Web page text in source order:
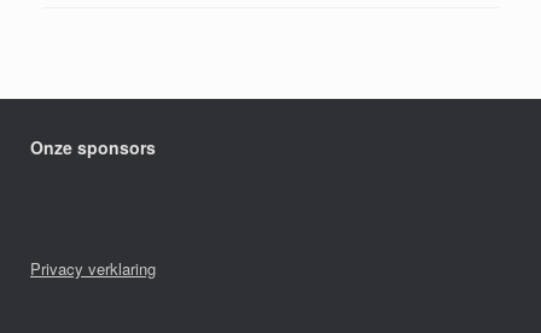
Onze sponsors
Privacy verklaring